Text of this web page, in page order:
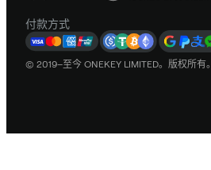
付款方式
© 2019–至今 ONEKEY LIMITED。版权所有。